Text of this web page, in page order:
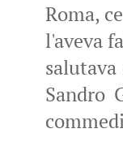
Roma,
l'aveva
Sandro